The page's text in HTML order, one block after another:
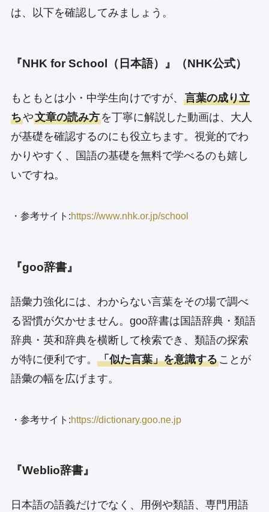
は、以下を確認してみましょう。
『NHK for School（日本語）』（NHK公式）
もともとは小・中学生向けですが、 言葉の成り立
ちや文章の読み方を丁寧に解説した動画は、大人
が基礎を確認するのにも役立ちます。視覚的でわ
かりやすく、国語の基礎を無料で学べるのも嬉し
いですね。
・参考サイト:https://www.nhk.or.jp/school
『goo辞書』
語彙力強化には、わからない言葉をその場で調べ
る習慣が欠かせません。goo辞書は国語辞典・類語
辞典・英和辞典を横断して検索でき、類語の探索
が特に便利です。 「似た言葉」を意識することが
語彙の幅を広げます。
・参考サイト:https://dictionary.goo.ne.jp
『Weblio辞書』
日本語の語義だけでなく、用例や類語、専門用語